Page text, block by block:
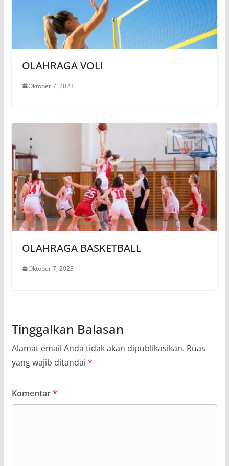
OLAHRAGA VOLI
Oktober 7, 2023
OLAHRAGA BASKETBALL
Oktober 7, 2023
Tinggalkan Balasan
Alamat email Anda tidak akan dipublikasikan. Ruas
yang wajib ditandai *
Komentar*